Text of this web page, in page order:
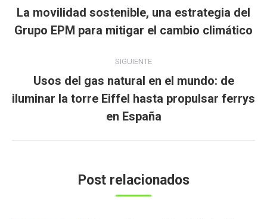
publicaciones
Publicación
anterior:
La movilidad sostenible, una estrategia del
Grupo EPM para mitigar el cambio climático
SIGUIENTE
Publicación
siguiente:
Usos del gas natural en el mundo: de
iluminar la torre Eiffel hasta propulsar ferrys
en España
Post relacionados